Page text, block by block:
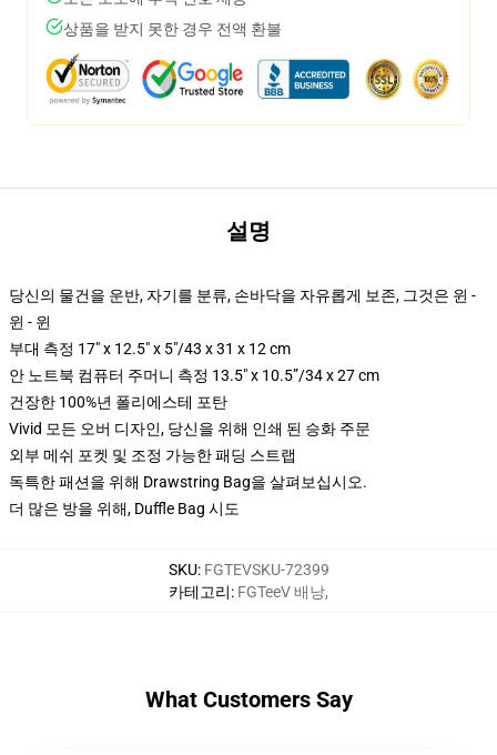
상품을 받지 못한 경우 전액 환불
설명
당신의 물건을 운반, 자기를 분류, 손바닥을 자유롭게 보존, 그것은 윈 -
윈 - 윈
부대 측정 17" x 12.5" x 5"/43 x 31 x 12 cm
안 노트북 컴퓨터 주머니 측정 13.5" x 10.5”/34 x 27 cm
건장한 100%년 폴리에스테 포탄
Vivid 모든 오버 디자인, 당신을 위해 인쇄 된 승화 주문
외부 메쉬 포켓 및 조정 가능한 패딩 스트랩
독특한 패션을 위해 Drawstring Bag을 살펴보십시오.
더 많은 방을 위해, Duffle Bag 시도
SKU: FGTEVSKU-72399
카테고리: FGTeeV 배낭,
What Customers Say